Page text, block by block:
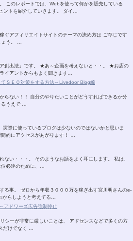
このレポートでは、Webを使って何かを販売している
ントを紹介していきます。 ダイ…
ぐアフィリエイトサイトのテーマの決め方は ご存じです
う。 …
創出法」です。 ★あ～企画を考えないと・・。 ★お店の
イアントからもよく聞きます…
ＳＥＯ対策をする方法～Livedoor Blog編
らない！！ 自分のやりたいことがどうすればできるか分
うえで …
際に使っているブログは少ないのではないかと思いま
的にアクセスがあがります！ …
い・・・。 そのようなお話をよく耳にします。 私は、
必達のために、…
る事。 ゼロから年収３０００万を稼ぎ出す宮川明さんのe-
らしようと考えてる…
アドワーズ広告強制停止
シーが非常に厳しいことは、 アドセンスなどで多くの方
だけでなく …